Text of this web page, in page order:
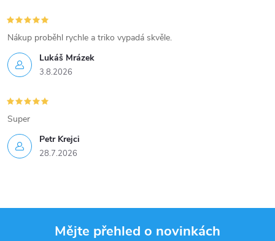
Lukáš Mrázek
3.8.2026
Nákup proběhl rychle a triko vypadá skvěle.
Petr Krejci
28.7.2026
Super
Mějte přehled o novinkách